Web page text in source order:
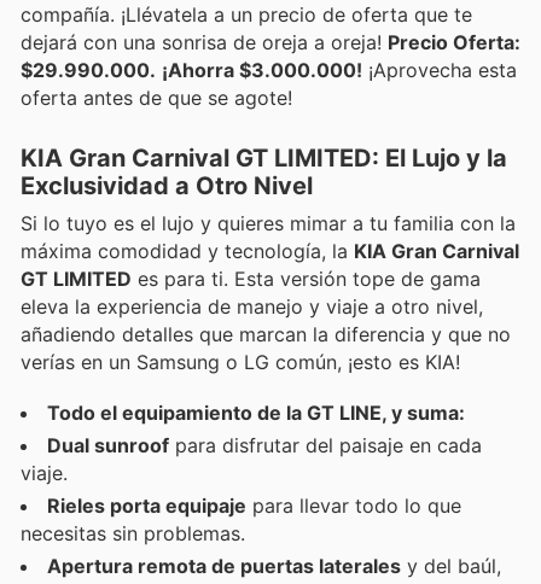
compañía. ¡Llévatela a un precio de oferta que te
dejará con una sonrisa de oreja a oreja! Precio Oferta:
$29.990.000. ¡Ahorra $3.000.000! ¡Aprovecha esta
oferta antes de que se agote!
KIA Gran Carnival GT LIMITED: El Lujo y la
Exclusividad a Otro Nivel
Si lo tuyo es el lujo y quieres mimar a tu familia con la
máxima comodidad y tecnología, la KIA Gran Carnival
GT LIMITED es para ti. Esta versión tope de gama
eleva la experiencia de manejo y viaje a otro nivel,
añadiendo detalles que marcan la diferencia y que no
verías en un Samsung o LG común, ¡esto es KIA!
Todo el equipamiento de la GT LINE, y suma:
Dual sunroof para disfrutar del paisaje en cada
viaje.
Rieles porta equipaje para llevar todo lo que
necesitas sin problemas.
Apertura remota de puertas laterales y del baúl,